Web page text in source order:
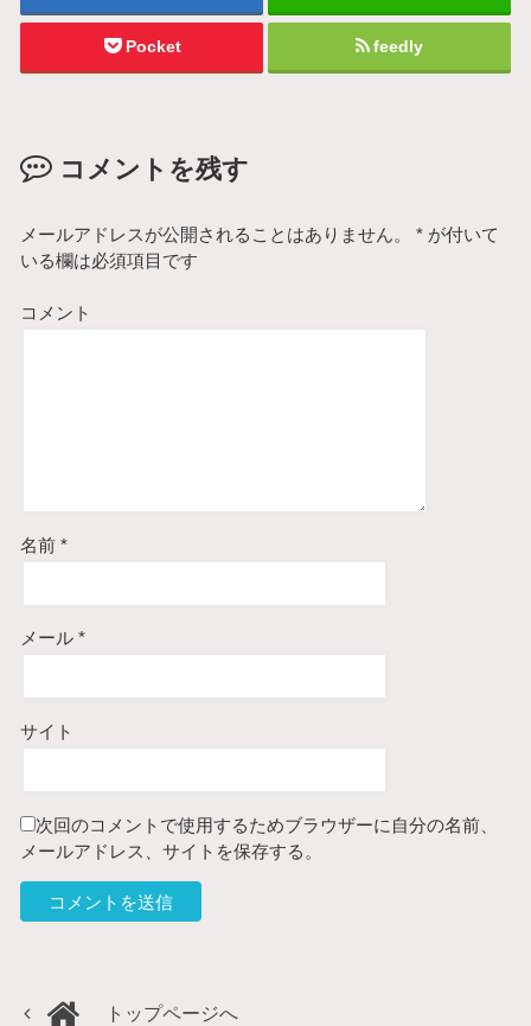
Pocket feedly
コメントを残す
メールアドレスが公開されることはありません。 * が付いて
いる欄は必須項目です
コメント
名前*
メール*
サイト
次回のコメントで使用するためブラウザーに自分の名前、
メールアドレス、サイトを保存する。
トップページへ